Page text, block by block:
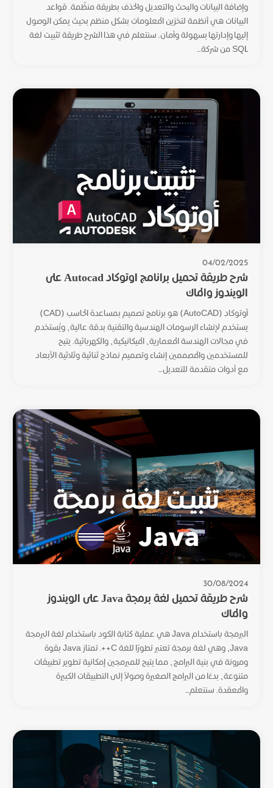
وإضافة البيانات والبحث والتعديل والحذف بطريقة منظّمة. قواعد
البيانات هي أنظمة لتخزين المعلومات بشكل منظم بحيث يمكن الوصول
إليها وإدارتها بسهولة وأمان. سنتعلم في هذا الشرح طريقة تثبيت لغة
SQL من شركة...
04/02/2025
شرح طريقة تحميل برانامج اوتوكاد Autocad على
الويندوز والماك
أوتوكاد (AutoCAD) هو برنامج تصميم بمساعدة الحاسب (CAD)
يستخدم لإنشاء الرسومات الهندسية والتقنية بدقة عالية، ويُستخدم
في مجالات الهندسة المعمارية، الميكانيكية، والكهربائية. يتيح
للمستخدمين والمصممين إنشاء وتصميم نماذج ثنائية وثلاثية الأبعاد
مع أدوات متقدمة للتعديل...
30/08/2024
شرح طريقة تحميل لغة برمجة Java على الويندوز
والماك
البرمجة باستخدام Java هي عملية كتابة الكود باستخدام لغة البرمجة
Java، وهي لغة برمجة تعتبر تطورًا للغة C++. تمتاز Java بقوة
ومرونة في بنية البرامج، مما يتيح للمبرمجين إمكانية تطوير تطبيقات
متنوعة، بدءًا من البرامج الصغيرة وصولاً إلى التطبيقات الكبيرة
والمعقدة. سنتعلم...